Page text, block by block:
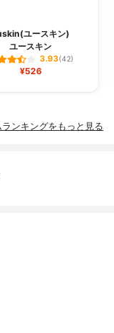
ユースキン)
ユースキン
3.93(42)
¥526
ンキングをもっと見る